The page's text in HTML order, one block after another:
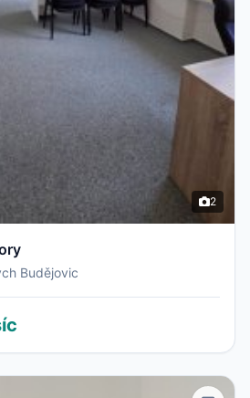
2
Budějovic